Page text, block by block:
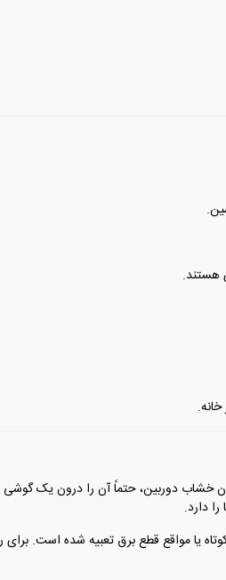
هستند.
خشاب دوربین، حتماً آن را درون یک گوشی
دارد.